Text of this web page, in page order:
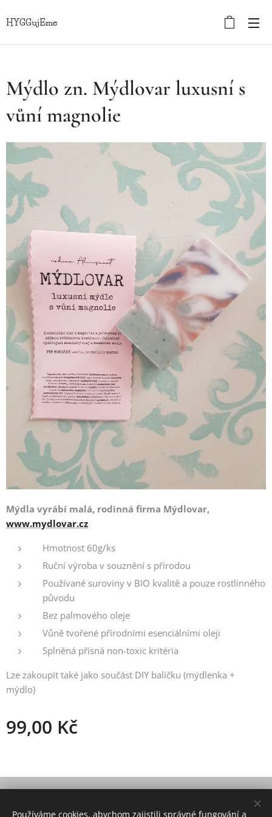
HYGGujEme
Mýdlo zn. Mýdlovar luxusní s
vůní magnolie
Mýdla vyrábí malá, rodinná firma Mýdlovar,
www.mydlovar.cz
Hmotnost 60g/ks
Ruční výroba v souznění s přírodou
Používané suroviny v BIO kvalitě a pouze rostlinného
původu
Bez palmového oleje
Vůně tvořené přírodními esenciálními oleji
Splněná přísná non-toxic kritéria
Lze zakoupit také jako součást DIY balíčku (mýdlenka +
mýdlo)
99,00 Kč
Používáme cookies, abychom zajistili správné fungování a